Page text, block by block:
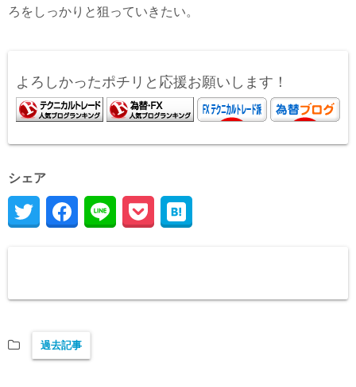
ろをしっかりと狙っていきたい。
よろしかったポチリと応援お願いします！
シェア
過去記事